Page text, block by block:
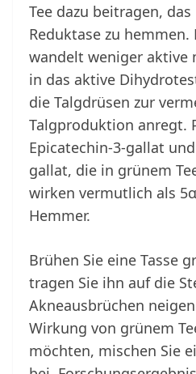
Tee dazu beitragen, das
Reduktase zu hemmen.
wandelt weniger aktive
in das aktive
die Talgdrüsen zur
Talgproduktion anregt.
Epicatechin-3-gallat
gallat, die in grünem
wirken vermutlich als
Hemmer.
Brühen Sie eine Tasse
tragen Sie ihn auf die
Akneausbrüchen
Wirkung von grünem
möchten, mischen Sie